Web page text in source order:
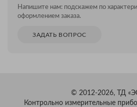
Напишите нам: подскажем по
оформлением заказа.
ЗАДАТЬ ВОПРОС
© 2012-2026, ТД
Контрольно измерительные